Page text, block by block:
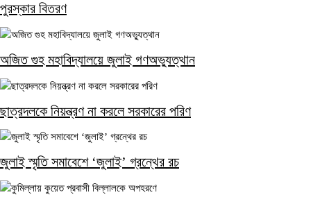
পুরস্কার বিতরণ
অজিত গুহ মহাবিদ্যালয়ে জুলাই গণঅভ্যুত্থান
ছাত্রদলকে নিয়ন্ত্রণ না করলে সরকারের পরিণ
জুলাই স্মৃতি সমাবেশে ‘জুলাই’ গ্রন্থের রচ